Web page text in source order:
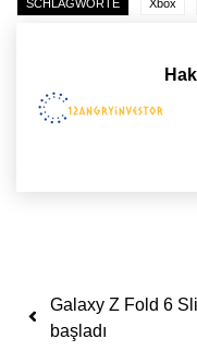
SCHLAGWORTE Xbox
Yazı
Galaxy Z Fold 6
başladı